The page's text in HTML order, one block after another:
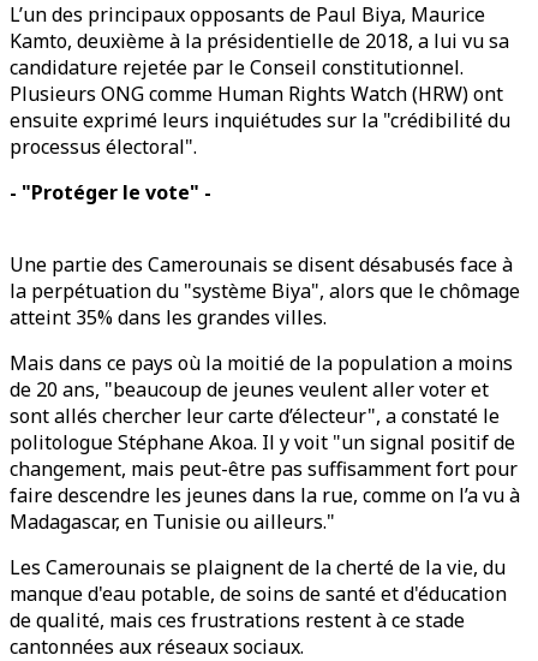
L’un des principaux opposants de Paul Biya, Maurice
Kamto, deuxième à la présidentielle de 2018, a lui vu sa
candidature rejetée par le Conseil constitutionnel.
Plusieurs ONG comme Human Rights Watch (HRW) ont
ensuite exprimé leurs inquiétudes sur la "crédibilité du
processus électoral".
- "Protéger le vote" -
Une partie des Camerounais se disent désabusés face à
la perpétuation du "système Biya", alors que le chômage
atteint 35% dans les grandes villes.
Mais dans ce pays où la moitié de la population a moins
de 20 ans, "beaucoup de jeunes veulent aller voter et
sont allés chercher leur carte d’électeur", a constaté le
politologue Stéphane Akoa. Il y voit "un signal positif de
changement, mais peut-être pas suffisamment fort pour
faire descendre les jeunes dans la rue, comme on l’a vu à
Madagascar, en Tunisie ou ailleurs."
Les Camerounais se plaignent de la cherté de la vie, du
manque d'eau potable, de soins de santé et d'éducation
de qualité, mais ces frustrations restent à ce stade
cantonnées aux réseaux sociaux.